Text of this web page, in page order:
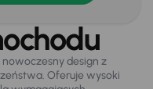
nowoczesny design z
Oferuje wysoki